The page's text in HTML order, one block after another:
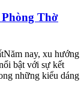
Thờ
nay, xu hướng
bật với sự kết
những kiểu dáng